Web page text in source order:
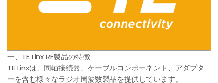
一、TE Linx RF製品の特徴
TE Linxは、同軸接続器、ケーブルコンポーネント、アダプタ
ーを含む様々なラジオ周波数製品を提供しています。